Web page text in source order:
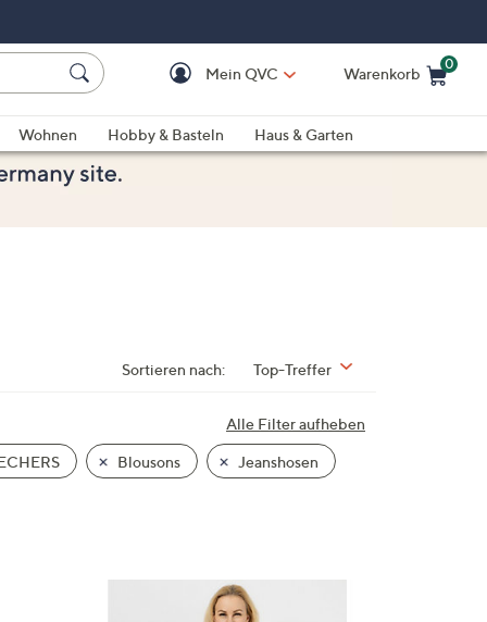
Mein QVC Warenkorb
0
Wohnen
Hobby & Basteln Haus & Garten
Sortieren nach: Top-Treffer
Alle Filter aufheben
Blousons Jeanshosen